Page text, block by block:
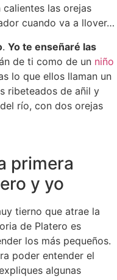
las orejas
cuando va a llover…
. Yo te enseñaré las
de ti como de un niño
lo que ellos llaman un
ribeteados de añil y
río, con dos orejas
primera
y yo
tierno que atrae la
de Platero es
los más pequeños.
poder entender el
algunas